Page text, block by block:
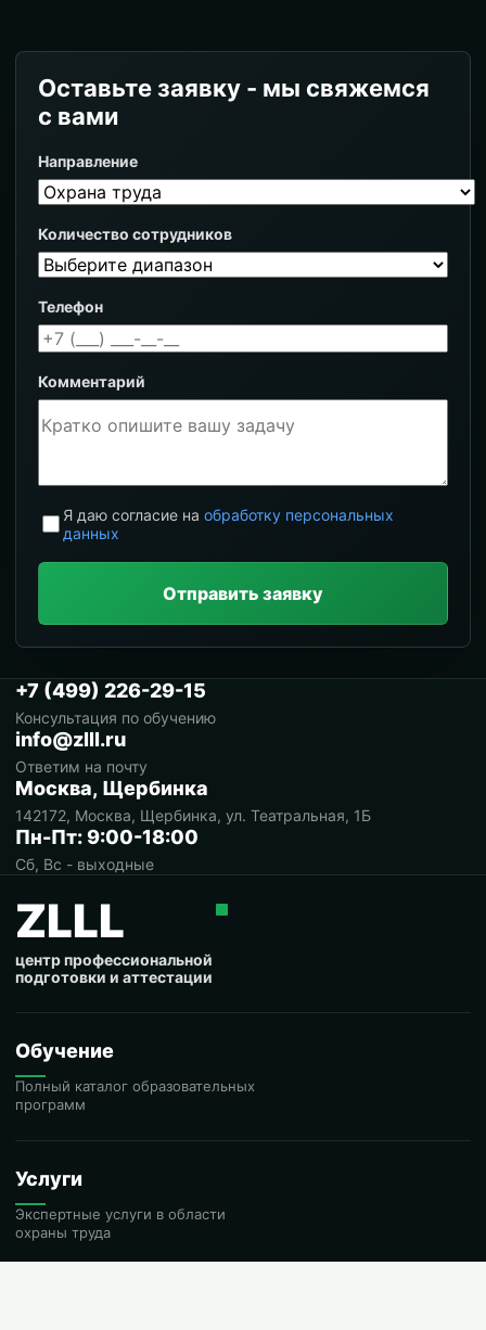
Оставьте заявку - мы свяжемся
с вами
Направление
Количество сотрудников
Телефон
Комментарий
Я даю согласие на обработку персональных
данных
Отправить заявку
+7 (499) 226-29-15
Консультация по обучению
info@zlll.ru
Ответим на почту
Москва, Щербинка
142172, Москва, Щербинка, ул. Театральная, 1Б
Пн-Пт: 9:00-18:00
Сб, Вс - выходные
ZLLL
центр профессиональной
подготовки и аттестации
Обучение
Полный каталог образовательных
программ
Услуги
Экспертные услуги в области
охраны труда